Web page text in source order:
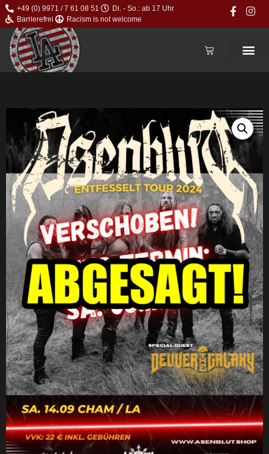
+49 (0) 9971 / 7 61 08 51
Di. - So.: ab 17 Uhr
Barrierefrei
Racism is not welcome